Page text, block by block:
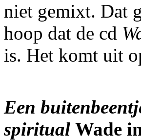
niet gemixt. Dat
hoop dat de cd
is. Het komt uit
Een
spiritual Wade